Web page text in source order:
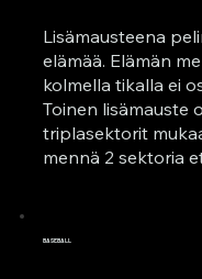
Lisämausteena
elämää. Elämän
kolmella tikalla ei
Toinen lisämauste
triplasektorit
mennä 2 sektoria
BASEBALL